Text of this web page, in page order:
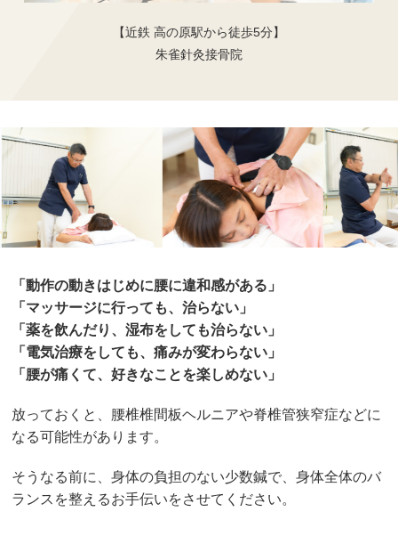
【近鉄 高の原駅から徒歩5分】
朱雀針灸接骨院
「動作の動きはじめに腰に違和感がある」
「マッサージに行っても、治らない」
「薬を飲んだり、湿布をしても治らない」
「電気治療をしても、痛みが変わらない」
「腰が痛くて、好きなことを楽しめない」
放っておくと、腰椎椎間板ヘルニアや脊椎管狭窄症などに
なる可能性があります。
そうなる前に、身体の負担のない少数鍼で、身体全体のバ
ランスを整えるお手伝いをさせてください。